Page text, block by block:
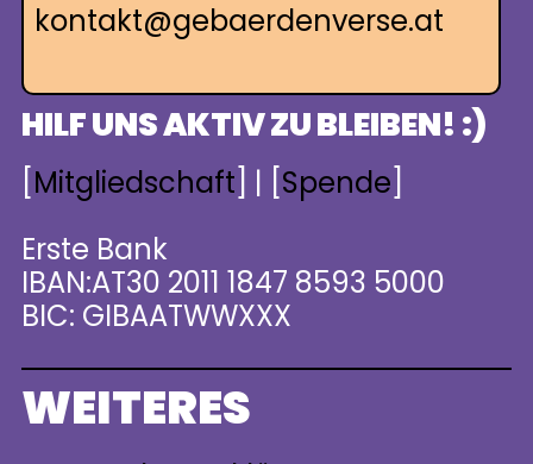
kontakt@gebaerdenverse.at
HILF UNS AKTIV ZU BLEIBEN! :)
Mitgliedschaft ] | [ Spende
Erste Bank
IBAN:AT30 2011 1847 8593 5000
BIC: GIBAATWWXXX
WEITERES